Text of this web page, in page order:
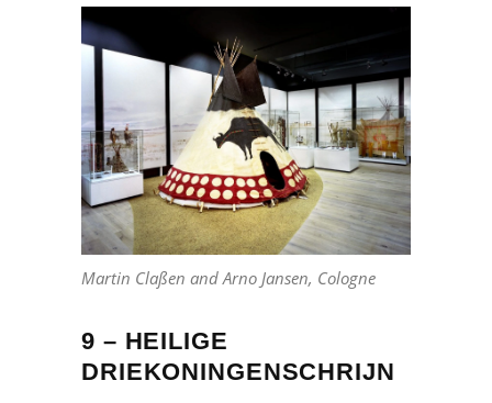
Martin Claßen and Arno Jansen, Cologne
9 – HEILIGE
DRIEKONINGENSCHRIJN